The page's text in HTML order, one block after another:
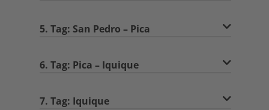
5. Tag: San Pedro – Pica
6. Tag: Pica – Iquique
7. Tag: Iquique